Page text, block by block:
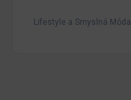
Lifestyle a Smyslná Móda